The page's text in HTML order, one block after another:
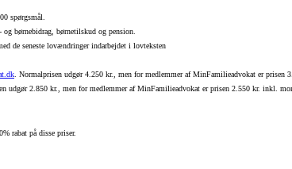
spørgsmål.
børnebidrag, børnetilskud og pension.
de seneste lovændringer indarbejdet i lovteksten
. Normalprisen udgør 4.250 kr., men for medlemmer af MinFamilieadvokat er prisen
udgør 2.850 kr., men for medlemmer af MinFamilieadvokat er prisen 2.550 kr. inkl.
rabat på disse priser.